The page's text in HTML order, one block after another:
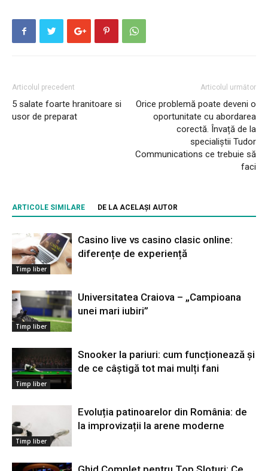
Articolul precedent
5 salate foarte hranitoare si
usor de preparat
Articolul următor
Orice problemă poate deveni o
oportunitate cu abordarea
corectă. Învață de la
specialiștii Tudor
Communications ce trebuie să
faci
ARTICOLE SIMILARE DE LA ACELAȘI AUTOR
Timp liber
Casino live vs casino clasic online:
diferențe de experiență
Timp liber
Universitatea Craiova – „Campioana
unei mari iubiri”
Timp liber
Snooker la pariuri: cum funcționează și
de ce câștigă tot mai mulți fani
Timp liber
Evoluția patinoarelor din România: de
la improvizații la arene moderne